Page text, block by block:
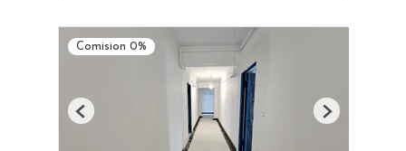
Comision 0%
Previous Next